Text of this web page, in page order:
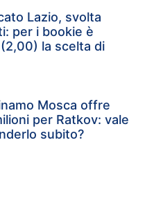
Lazio, svolta
per i bookie è
la scelta di
Mosca offre
per Ratkov: vale
subito?